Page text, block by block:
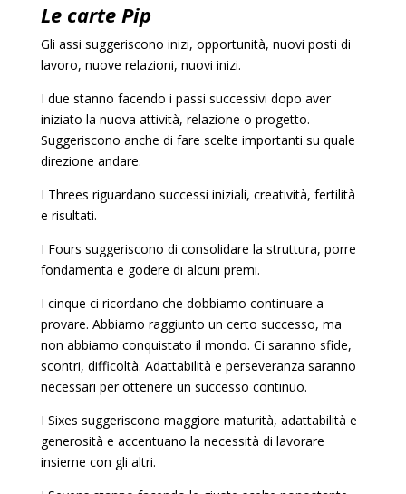
Le carte Pip
Gli assi suggeriscono inizi, opportunità, nuovi posti di
lavoro, nuove relazioni, nuovi inizi.
I due stanno facendo i passi successivi dopo aver
iniziato la nuova attività, relazione o progetto.
Suggeriscono anche di fare scelte importanti su quale
direzione andare.
I Threes riguardano successi iniziali, creatività, fertilità
e risultati.
I Fours suggeriscono di consolidare la struttura, porre
fondamenta e godere di alcuni premi.
I cinque ci ricordano che dobbiamo continuare a
provare. Abbiamo raggiunto un certo successo, ma
non abbiamo conquistato il mondo. Ci saranno sfide,
scontri, difficoltà. Adattabilità e perseveranza saranno
necessari per ottenere un successo continuo.
I Sixes suggeriscono maggiore maturità, adattabilità e
generosità e accentuano la necessità di lavorare
insieme con gli altri.